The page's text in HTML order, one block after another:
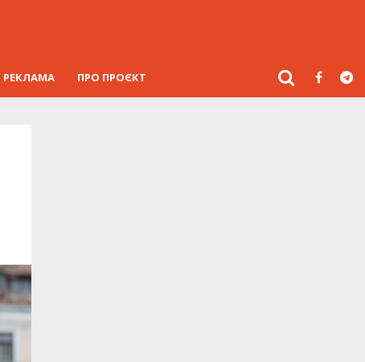
РЕКЛАМА ПРО ПРОЄКТ